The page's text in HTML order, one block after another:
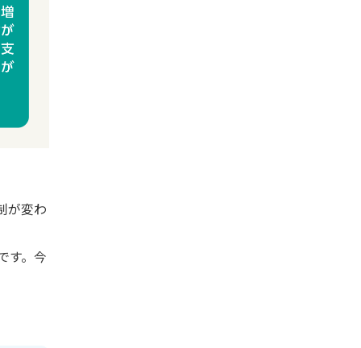
が変わ
す。今